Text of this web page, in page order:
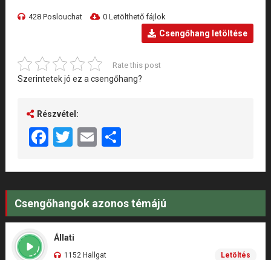
428 Poslouchat 0 Letölthető fájlok
Csengőhang letöltése
Rate this post
Szerintetek jó ez a csengőhang?
Részvétel:
Facebook
Twitter
EmailShare
Csengőhangok azonos témájú
Állati
1152 Hallgat Letöltés